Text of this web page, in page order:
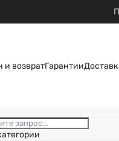
и возвратГарантии